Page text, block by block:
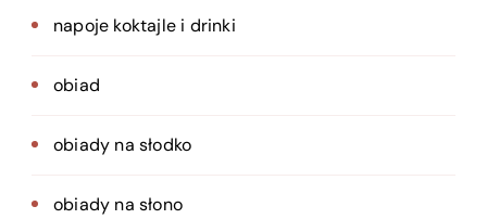
napoje koktajle i drinki
obiad
obiady na słodko
obiady na słono